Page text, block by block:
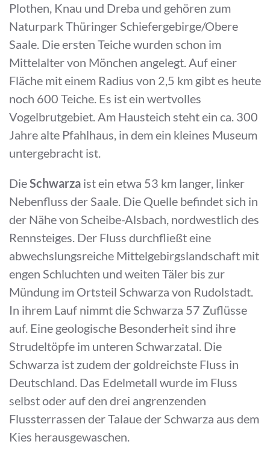
Plothen, Knau und Dreba und gehören zum
Naturpark Thüringer Schiefergebirge/Obere
Saale. Die ersten Teiche wurden schon im
Mittelalter von Mönchen angelegt. Auf einer
Fläche mit einem Radius von 2,5 km gibt es heute
noch 600 Teiche. Es ist ein wertvolles
Vogelbrutgebiet. Am Hausteich steht ein ca. 300
Jahre alte Pfahlhaus, in dem ein kleines Museum
untergebracht ist.
DieSchwarza ist ein etwa 53 km langer, linker
Nebenfluss der Saale. Die Quelle befindet sich in
der Nähe von Scheibe-Alsbach, nordwestlich des
Rennsteiges. Der Fluss durchfließt eine
abwechslungsreiche Mittelgebirgslandschaft mit
engen Schluchten und weiten Täler bis zur
Mündung im Ortsteil Schwarza von Rudolstadt.
In ihrem Lauf nimmt die Schwarza 57 Zuflüsse
auf. Eine geologische Besonderheit sind ihre
Strudeltöpfe im unteren Schwarzatal. Die
Schwarza ist zudem der goldreichste Fluss in
Deutschland. Das Edelmetall wurde im Fluss
selbst oder auf den drei angrenzenden
Flussterrassen der Talaue der Schwarza aus dem
Kies herausgewaschen.